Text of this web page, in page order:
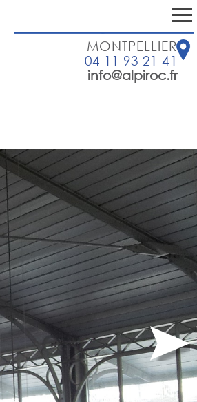
MONTPELLIER
04 11 93 21 41
info@alpiroc.fr